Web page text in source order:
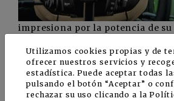
impresiona por la potencia de
Esto permite que los aperos con
necesidades de potencia
directamente al sistema
necesidad de una bomba
Utilizamos cookies propias y de
ofrecer nuestros servicios y
estadística. Puede aceptar todas
pulsando el botón “Aceptar” o
rechazar su uso clicando a la